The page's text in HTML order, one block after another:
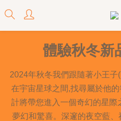
體驗秋冬新
2024年秋冬我們跟隨著小王
在宇宙星球之間,找尋屬於他
計將帶您進入一個奇幻的星際
夢幻和驚喜。深邃的夜空藍